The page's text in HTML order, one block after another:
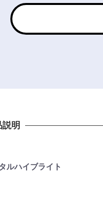
明
ルハイブライト